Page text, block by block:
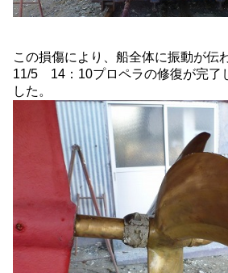
この損傷により、船全体に振動が伝
11/5 14：10プロペラの修復が完了
した。